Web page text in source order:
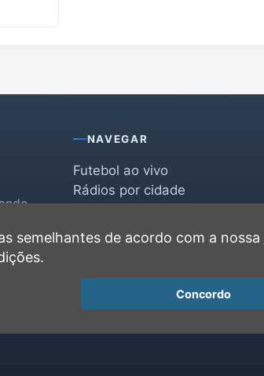
NAVEGAR
Futebol ao vivo
Rádios por cidade
Favoritas
semelhantes de acordo com a nossa
Concordo